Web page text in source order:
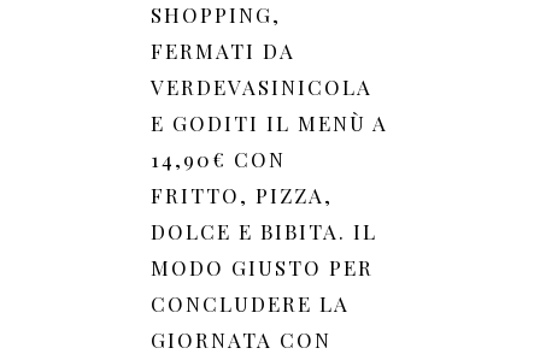
SHOPPING,
FERMATI DA
VERDEVASINICOLA
E GODITI IL MENÙ A
14,90€ CON
FRITTO, PIZZA,
DOLCE E BIBITA. IL
MODO GIUSTO PER
CONCLUDERE LA
GIORNATA CON